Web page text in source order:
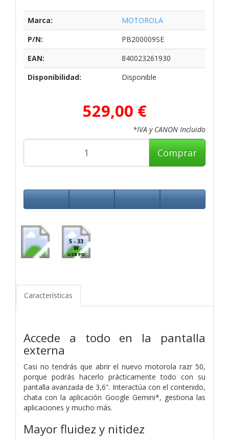
Marca:
MOTOROLA
P/N:
PB200009SE
EAN:
840023261930
Disponibilidad:
Disponible
529,00 €
*IVA y CANON Incluido
Comprar
5 - 33
W
USB PD
Características
Accede a todo en la pantalla
externa
Casi no tendrás que abrir el nuevo motorola razr 50,
porque podrás hacerlo prácticamente todo con su
pantalla avanzada de 3,6”. Interactúa con el contenido,
chata con la aplicación Google Gemini*, gestiona las
aplicaciones y mucho más.
Mayor fluidez y nitidez